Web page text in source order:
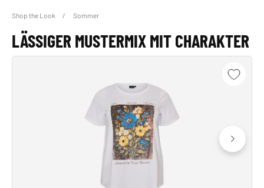
SHOP THE LOOK
Shop the Look Sommer
LÄSSIGER MUSTERMIX MIT CHARAKTER